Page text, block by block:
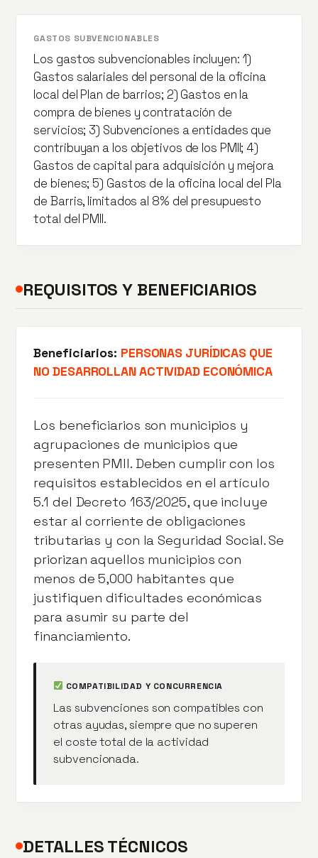
GASTOS SUBVENCIONABLES
Los gastos subvencionables incluyen: 1)
Gastos salariales del personal de la oficina
local del Plan de barrios; 2) Gastos en la
compra de bienes y contratación de
servicios; 3) Subvenciones a entidades que
contribuyan a los objetivos de los PMII; 4)
Gastos de capital para adquisición y mejora
de bienes; 5) Gastos de la oficina local del Pla
de Barris, limitados al 8% del presupuesto
total del PMII.
REQUISITOS Y BENEFICIARIOS
Beneficiarios: PERSONAS JURÍDICAS QUE
NO DESARROLLAN ACTIVIDAD ECONÓMICA
Los beneficiarios son municipios y
agrupaciones de municipios que
presenten PMII. Deben cumplir con los
requisitos establecidos en el artículo
5.1 del Decreto 163/2025, que incluye
estar al corriente de obligaciones
tributarias y con la Seguridad Social. Se
priorizan aquellos municipios con
menos de 5,000 habitantes que
justifiquen dificultades económicas
para asumir su parte del
financiamiento.
COMPATIBILIDAD Y CONCURRENCIA
Las subvenciones son compatibles con
otras ayudas, siempre que no superen
el coste total de la actividad
subvencionada.
DETALLES TÉCNICOS